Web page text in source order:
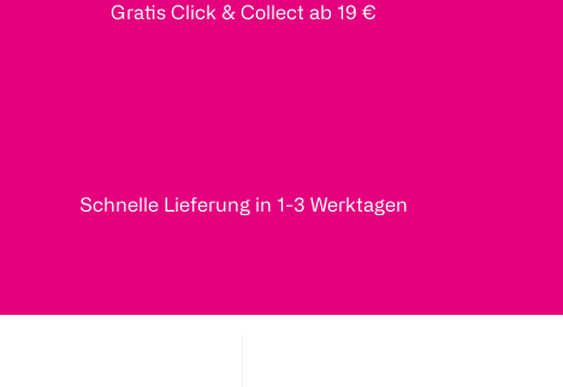
Gratis Click & Collect ab 19 €
Schnelle Lieferung in 1-3 Werktagen